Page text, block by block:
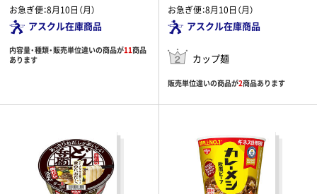
お急ぎ便：8月10日（月）
アスクル在庫商品
内容量・種類・販売単位違いの商品が11商品
あります
お急ぎ便：8月10日（月）
アスクル在庫商品
カップ麺
販売単位違いの商品が2商品あります